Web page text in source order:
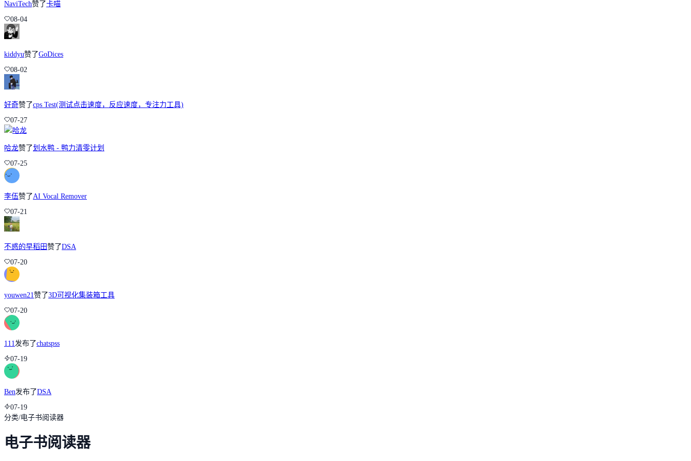
NaviTech赞了卡喵
08-04
kiddyu赞了GoDices
08-02
好奇赞了cps Test(测试点击速度，反应速度，专注力工具)
07-27
哈龙赞了划水鸭 - 鸭力清零计划
07-25
李伍赞了AI Vocal Remover
07-21
不惑的早稻田赞了DSA
07-20
youwen21赞了3D可视化集装箱工具
07-20
111 发布了chatspss
07-19
Ben发布了DSA
07-19
分类/电子书阅读器
电子书阅读器